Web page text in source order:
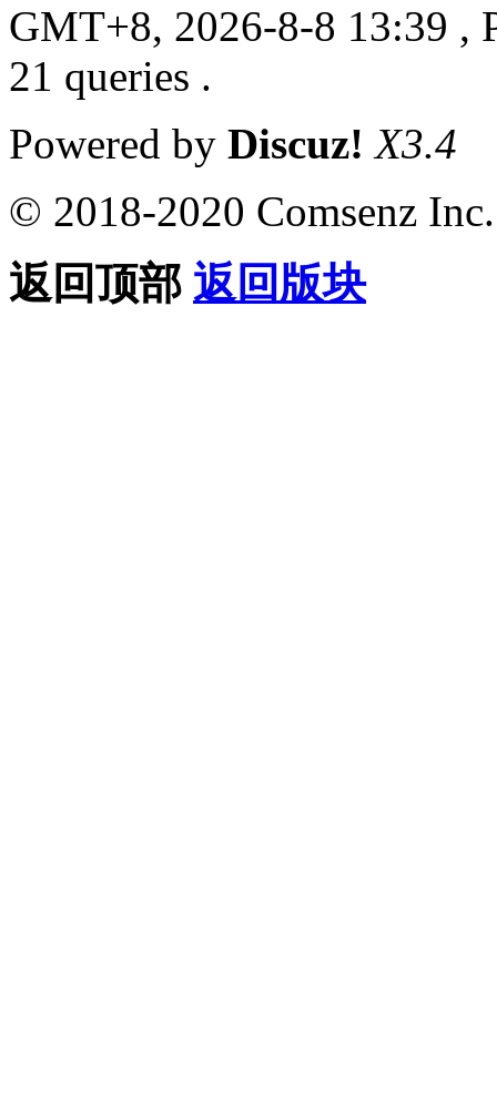
GMT+8, 2026-8-8 13:39 ,
21 queries .
Powered by Discuz! X3.4
© 2018-2020 Comsenz Inc.
返回顶部 返回版块